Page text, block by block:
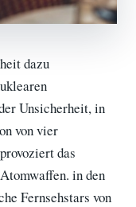
dazu
Unsicherheit, in
von vier
das
in den
Fernsehstars von